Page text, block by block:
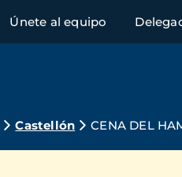
Únete al equipo
Castellón CENA DEL